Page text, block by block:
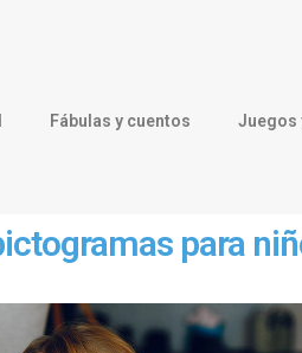
Fábulas y cuentos Juegos
para